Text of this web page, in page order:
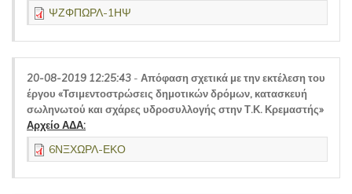
ΨΖΦΠΩΡΛ-1ΗΨ
20-08-2019 12:25:43 - Απόφαση σχετικά με την εκτέλεση του
έργου «Τσιμεντοστρώσεις δημοτικών δρόμων, κατασκευή
σωληνωτού και σχάρες υδροσυλλογής στην Τ.Κ. Κρεμαστής»
Αρχείο ΑΔΑ:
6ΝΞΧΩΡΛ-ΕΚΟ